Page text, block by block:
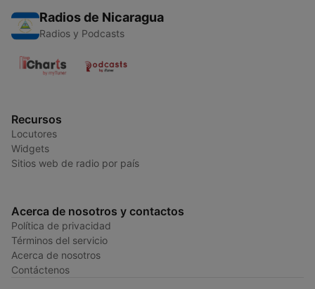
Radios de Nicaragua
Radios y Podcasts
Recursos
Locutores
Widgets
Sitios web de radio por país
Acerca de nosotros y contactos
Política de privacidad
Términos del servicio
Acerca de nosotros
Contáctenos